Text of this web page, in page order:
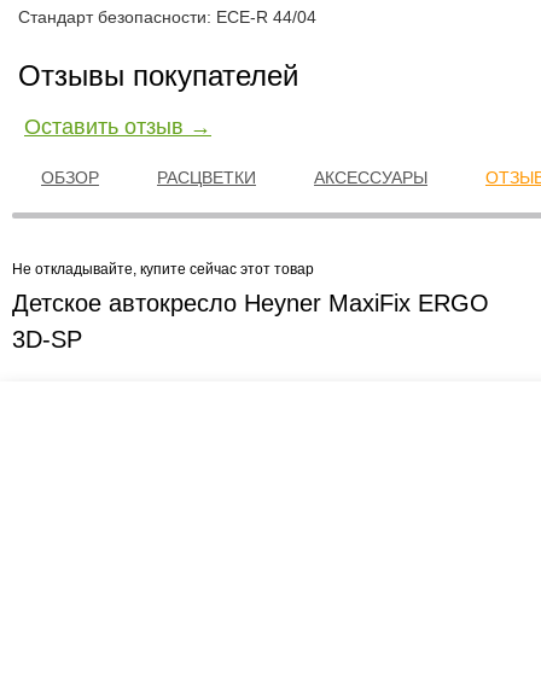
Стандарт безопасности: ECE-R 44/04
Отзывы покупателей
Оставить отзыв →
ОБЗОР РАСЦВЕТКИ АКСЕССУАРЫ
Не откладывайте, купите сейчас этот товар
Детское автокресло Heyner MaxiFix ERGO
3D-SP